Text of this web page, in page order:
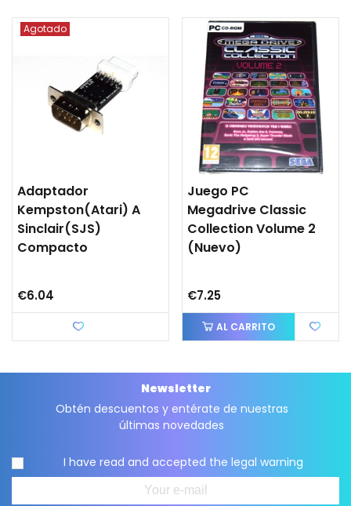
Agotado
Adaptador
Kempston(Atari) A
Sinclair(SJS)
Compacto
€6.04
Juego PC
Megadrive Classic
Collection Volume 2
(nuevo)
€7.25
AL CARRITO
Newsletter
Obtén descuentos y entérate de nuestras
últimas novedades
I have read and accepted the legal warning